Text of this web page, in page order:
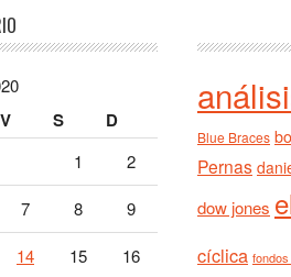
V S D
1 2
7 8 9
14 15 16
Blue Braces
Pernas
dow jones
cíclica